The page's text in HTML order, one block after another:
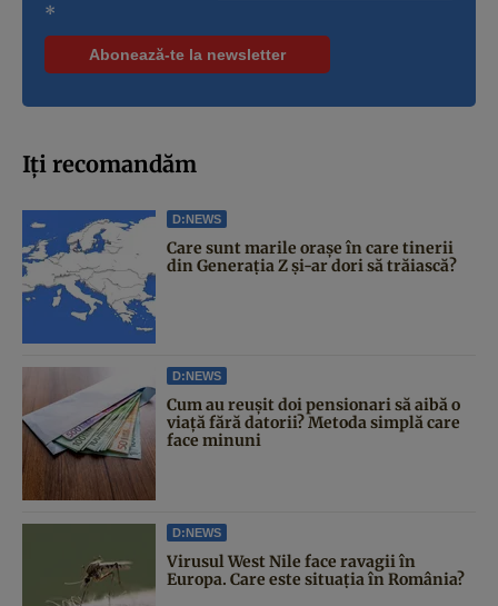
*
Iți recomandăm
D:NEWS
Care sunt marile orașe în care tinerii
din Generația Z și-ar dori să trăiască?
D:NEWS
Cum au reușit doi pensionari să aibă o
viață fără datorii? Metoda simplă care
face minuni
D:NEWS
Virusul West Nile face ravagii în
Europa. Care este situația în România?